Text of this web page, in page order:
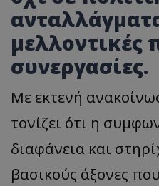
μελλοντικές
συνεργασίες.
Με εκτενή
τονίζει ότι η
διαφάνεια και
βασικούς άξονες